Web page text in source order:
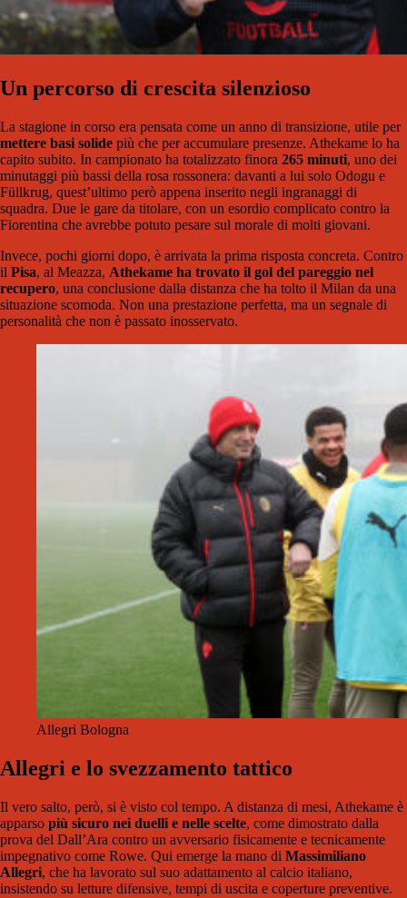
Un percorso di crescita silenzioso
La stagione in corso era pensata come un anno di transizione, utile per
mettere basi solide più che per accumulare presenze. Athekame lo ha
capito subito. In campionato ha totalizzato finora 265 minuti, uno dei
minutaggi più bassi della rosa rossonera: davanti a lui solo Odogu e
Füllkrug, quest’ultimo però appena inserito negli ingranaggi di
squadra. Due le gare da titolare, con un esordio complicato contro la
Fiorentina che avrebbe potuto pesare sul morale di molti giovani.
Invece, pochi giorni dopo, è arrivata la prima risposta concreta. Contro
il Pisa, al Meazza, Athekame ha trovato il gol del pareggio nel
recupero, una conclusione dalla distanza che ha tolto il Milan da una
situazione scomoda. Non una prestazione perfetta, ma un segnale di
personalità che non è passato inosservato.
Allegri Bologna
Allegri e lo svezzamento tattico
Il vero salto, però, si è visto col tempo. A distanza di mesi, Athekame è
apparso più sicuro nei duelli e nelle scelte, come dimostrato dalla
prova del Dall’Ara contro un avversario fisicamente e tecnicamente
impegnativo come Rowe. Qui emerge la mano di Massimiliano
Allegri, che ha lavorato sul suo adattamento al calcio italiano,
insistendo su letture difensive, tempi di uscita e coperture preventive.